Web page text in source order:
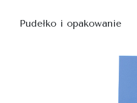
Pudełko i opakowanie